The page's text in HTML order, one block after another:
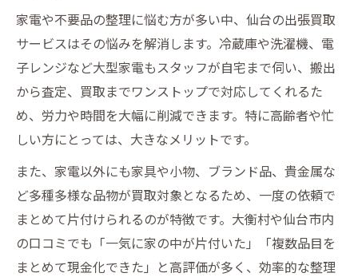
家電や不要品の整理に悩む方が多い中、仙台の出張買取
サービスはその悩みを解消します。冷蔵庫や洗濯機、電
子レンジなど大型家電もスタッフが自宅まで伺い、搬出
から査定、買取までワンストップで対応してくれるた
め、労力や時間を大幅に削減できます。特に高齢者や忙
しい方にとっては、大きなメリットです。
また、家電以外にも家具や小物、ブランド品、貴金属な
ど多種多様な品物が買取対象となるため、一度の依頼で
まとめて片付けられるのが特徴です。大衡村や仙台市内
の口コミでも「一気に家の中が片付いた」「複数品目を
まとめて現金化できた」と高評価が多く、効率的な整理